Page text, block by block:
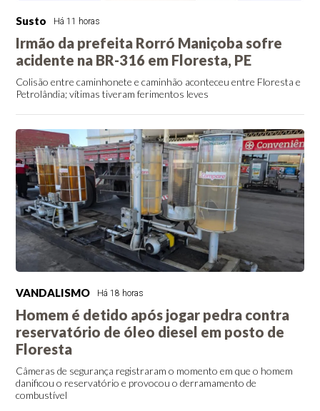
Susto Há 11 horas
Irmão da prefeita Rorró Maniçoba sofre
acidente na BR-316 em Floresta, PE
Colisão entre caminhonete e caminhão aconteceu entre Floresta e
Petrolândia; vítimas tiveram ferimentos leves
VANDALISMO Há 18 horas
Homem é detido após jogar pedra contra
reservatório de óleo diesel em posto de
Floresta
Câmeras de segurança registraram o momento em que o homem
danificou o reservatório e provocou o derramamento de
combustível